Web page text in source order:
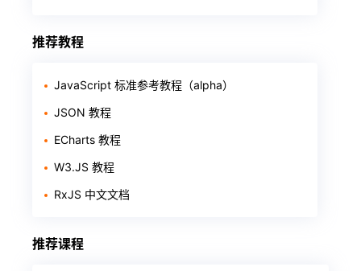
推荐教程
JavaScript 标准参考教程（alpha）
JSON 教程
ECharts 教程
W3.JS 教程
RxJS 中文文档
推荐课程